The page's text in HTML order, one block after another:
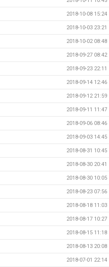
2018-10-08 15:24
2018-10-03 23:21
2018-10-02 08:48
2018-09-27 08:42
2018-09-23 22:11
2018-09-14 12:46
2018-09-12 21:59
2018-09-11 11:47
2018-09-06 08:46
2018-09-03 14:45
2018-08-31 10:45
2018-08-30 20:41
2018-08-30 10:05
2018-08-23 07:56
2018-08-18 11:03
2018-08-17 10:27
2018-08-15 11:18
2018-08-13 20:08
2018-07-01 22:14